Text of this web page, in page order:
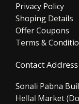
Privacy Policy
Shoping Details
Offer Coupons
Terms &
Contact Address
Sonali Pabna
Hellal Market